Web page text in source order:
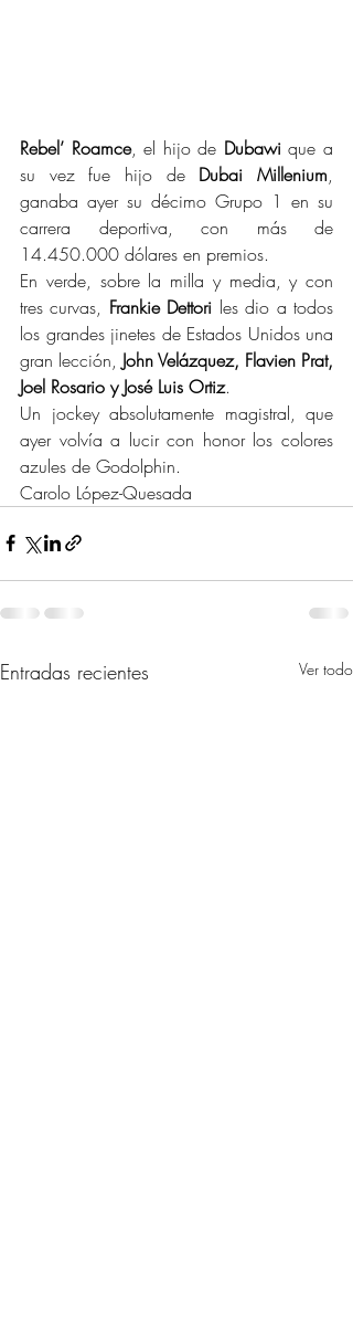
Rebel’ Roamce, el hijo de Dubawi que a
su vez fue hijo de Dubai Millenium,
ganaba ayer su décimo Grupo 1 en su
carrera deportiva, con más de
14.450.000 dólares en premios.
En verde, sobre la milla y media, y con
tres curvas, Frankie Dettori les dio a todos
los grandes jinetes de Estados Unidos una
gran lección, John Velázquez, Flavien Prat,
Joel Rosario y José Luis Ortiz.
Un jockey absolutamente magistral, que
ayer volvía a lucir con honor los colores
azules de Godolphin.
Carolo López-Quesada
Entradas recientes Ver todo